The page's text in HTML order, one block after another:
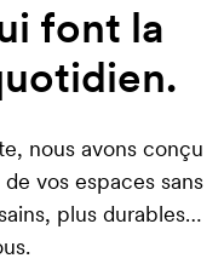
font la
nous avons conçu
vos espaces sans
plus durables…